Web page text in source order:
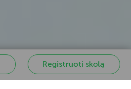
Registruoti skolą